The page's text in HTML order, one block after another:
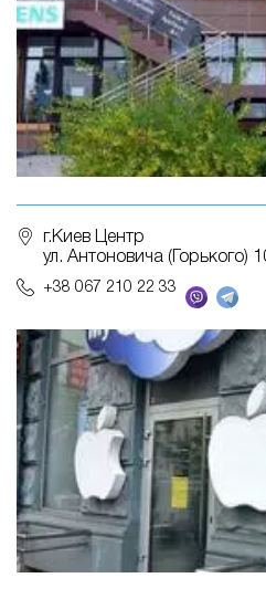
г.Киев Центр
ул. Антоновича (Горького)
+38 067 210 22 33